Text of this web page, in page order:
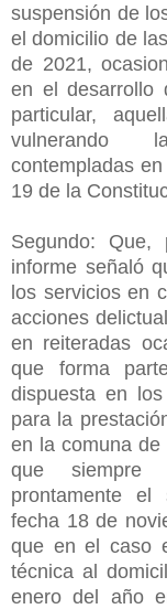
suspensión de
el domicilio de
de 2021,
en el desarrollo
particular,
vulnerando
contempladas
19 de la
Segundo:
informe señaló
los servicios en
acciones
en reiteradas
que forma
dispuesta en
para la
en la comuna de
que siempre
prontamente el
fecha 18 de
que en el caso
técnica al
enero del año